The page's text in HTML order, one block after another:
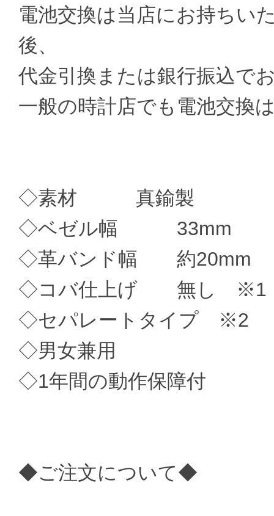
電池交換は当店にお持ちい
後、
代金引換または銀行振込で
一般の時計店でも電池交換
◇素材 真鍮製
◇ベゼル幅 33mm
◇革バンド幅 約20mm
◇コバ仕上げ 無し ※1
◇セパレートタイプ ※2
◇男女兼用
◇1年間の動作保障付
◆ご注文について◆